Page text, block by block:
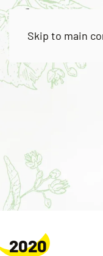
Skip to main
2020